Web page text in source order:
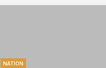
NATION